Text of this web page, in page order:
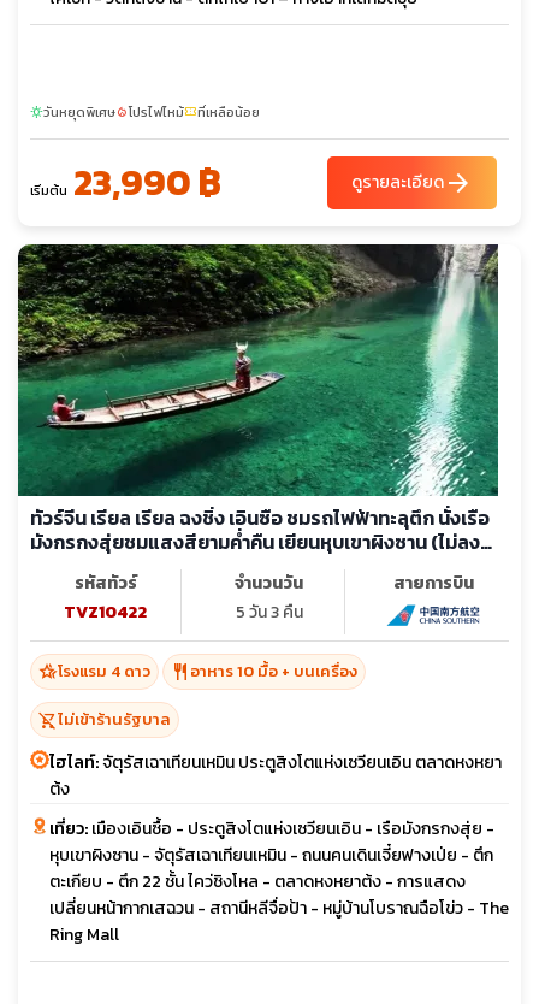
sunnyวันหยุดพิเศษlocal_fire_departmentโปรไฟไหม้confirmation_numberที่เหลือน้อย
เริ่มต้น 23,990 ฿ ดูรายละเอียดarrow_forward
ทัวร์จีน เรียล เรียล ฉงชิ่ง เอินซือ ชมรถไฟฟ้าทะลุตึก นั่งเรือ
มังกรกงสุ่ยชมแสงสียามค่ำคืน เยียนหุบเขาผิงซาน (ไม่ลง
รหัสทัวร์
TVZ10422
จำนวนวัน
5 วัน 3 คืน
สายการบิน
hotel_classโรงแรม 4 ดาว restaurant อาหาร 10 มื้อ + บนเครื่อง
shopping_cart_offไม่เข้าร้านรัฐบาล
ไฮไลท์:จัตุรัสเฉาเทียนเหมิน ประตูสิงโตแห่งเซวียนเอิน ตลาดหงหยา
ต้ง
เที่ยว:เมืองเอินซื้อ - ประตูสิงโตแห่งเซวียนเอิน - เรือมังกรกงสุ่ย -
หุบเขาผิงซาน - จัตุรัสเฉาเทียนเหมิน - ถนนคนเดินเจี๋ยฟางเป่ย - ตึก
ตะเกียบ - ตึก 22 ชั้น ไคว่ชิงโหล - ตลาดหงหยาต้ง - การแสดง
เปลี่ยนหน้ากากเสฉวน - สถานีหลีจื่อป้า - หมู่บ้านโบราณฉือโข่ว - The
Ring Mall